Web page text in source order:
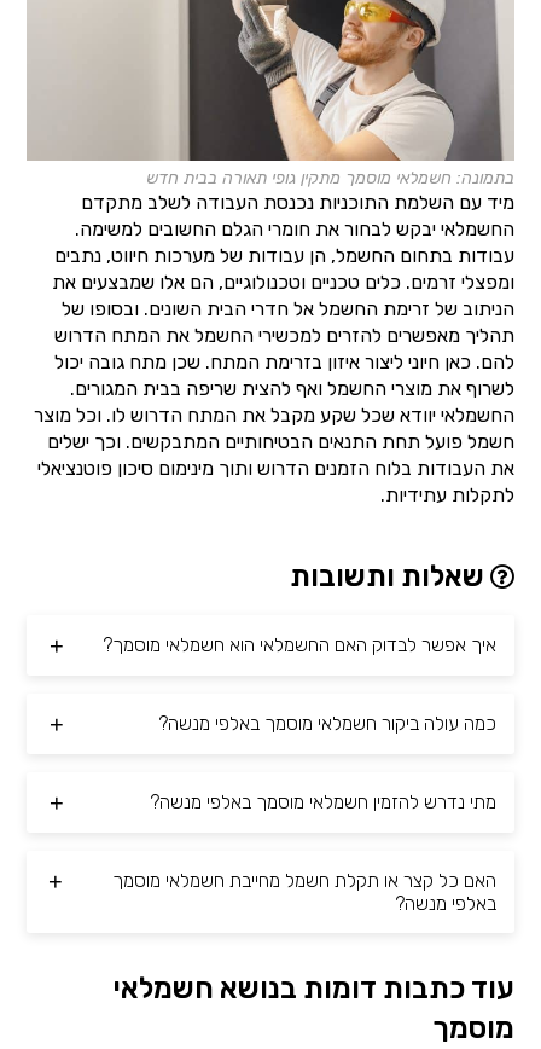
בתמונה: חשמלאי מוסמך מתקין גופי תאורה בבית חדש
מיד עם השלמת התוכניות נכנסת העבודה לשלב מתקדם
החשמלאי יבקש לבחור את חומרי הגלם החשובים למשימה.
עבודות בתחום החשמל, הן עבודות של מערכות חיווט, נתבים
ומפצלי זרמים. כלים טכניים וטכנולוגיים, הם אלו שמבצעים את
הניתוב של זרימת החשמל אל חדרי הבית השונים. ובסופו של
תהליך מאפשרים להזרים למכשירי החשמל את המתח הדרוש
להם. כאן חיוני ליצור איזון בזרימת המתח. שכן מתח גובה יכול
לשרוף את מוצרי החשמל ואף להצית שריפה בבית המגורים.
החשמלאי יוודא שכל שקע מקבל את המתח הדרוש לו. וכל מוצר
חשמל פועל תחת התנאים הבטיחותיים המתבקשים. וכך ישלים
את העבודות בלוח הזמנים הדרוש ותוך מינימום סיכון פוטנציאלי
לתקלות עתידיות.
שאלות ותשובות
איך אפשר לבדוק האם החשמלאי הוא חשמלאי מוסמך?
כמה עולה ביקור חשמלאי מוסמך באלפי מנשה?
מתי נדרש להזמין חשמלאי מוסמך באלפי מנשה?
האם כל קצר או תקלת חשמל מחייבת חשמלאי מוסמך
באלפי מנשה?
עוד כתבות דומות בנושא חשמלאי
מוסמך